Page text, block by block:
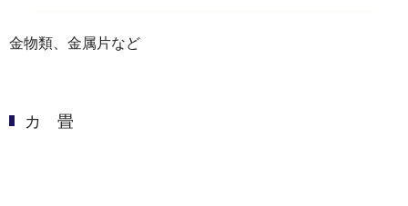
金物類、金属片など
カ 畳